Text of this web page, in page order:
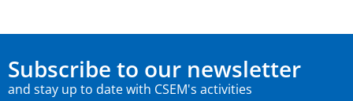
Subscribe to our newsletter
and stay up to date with CSEM's activities